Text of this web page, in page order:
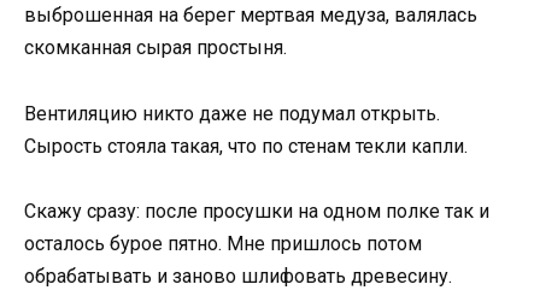
выброшенная на берег мертвая медуза, валялась
скомканная сырая простыня.
Вентиляцию никто даже не подумал открыть.
Сырость стояла такая, что по стенам текли капли.
Скажу сразу: после просушки на одном полке так и
осталось бурое пятно. Мне пришлось потом
обрабатывать и заново шлифовать древесину.